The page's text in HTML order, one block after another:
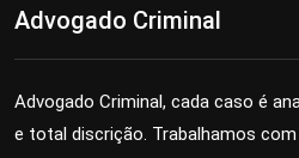
Advogado Criminal
Advogado Criminal, cada caso é
e total discrição. Trabalhamos